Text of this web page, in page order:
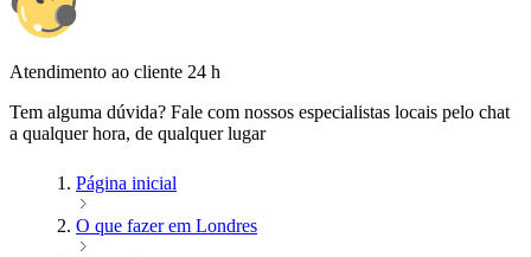
Atendimento ao cliente 24 h
Tem alguma dúvida? Fale com nossos especialistas locais pelo chat
a qualquer hora, de qualquer lugar
Página inicial
O que fazer em Londres